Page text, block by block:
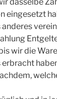
eingesetzt
wir die